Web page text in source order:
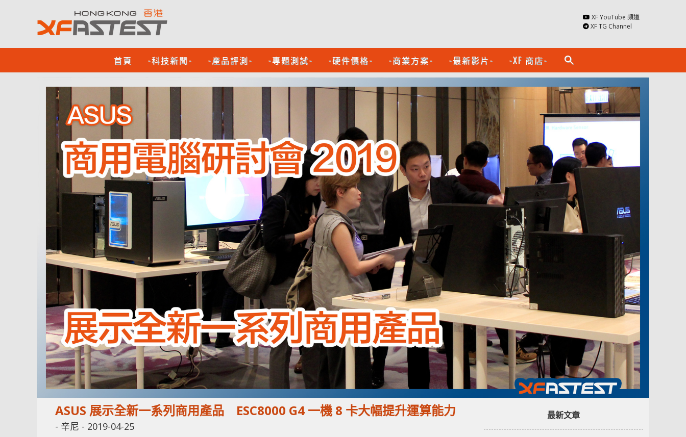
XF YouTube 頻道
XF TG Channel
首頁 -科技新聞- -產品評測- -專題測試- -硬件價格- -商業方案- -最新影片- -XF 商店- search
ASUS 展示全新一系列商用產品 ESC8000 G4 一機 8 卡大幅提升運算能力
- 辛尼 - 2019-04-25
最新文章